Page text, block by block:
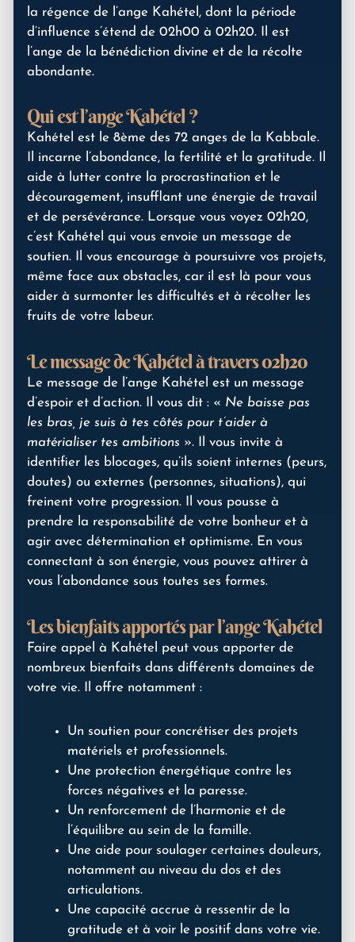
la régence de l’ange Kahétel, dont la période
d’influence s’étend de 02h00 à 02h20. Il est
l’ange de la bénédiction divine et de la récolte
abondante.
Qui est l’ange Kahétel ?
Kahétel est le 8ème des 72 anges de la Kabbale.
Il incarne l’abondance, la fertilité et la gratitude. Il
aide à lutter contre la procrastination et le
découragement, insufflant une énergie de travail
et de persévérance. Lorsque vous voyez 02h20,
c’est Kahétel qui vous envoie un message de
soutien. Il vous encourage à poursuivre vos projets,
même face aux obstacles, car il est là pour vous
aider à surmonter les difficultés et à récolter les
fruits de votre labeur.
Le message de Kahétel à travers 02h20
Le message de l’ange Kahétel est un message
d’espoir et d’action. Il vous dit : « Ne baisse pas
les bras, je suis à tes côtés pour t’aider à
matérialiser tes ambitions ». Il vous invite à
identifier les blocages, qu’ils soient internes (peurs,
doutes) ou externes (personnes, situations), qui
freinent votre progression. Il vous pousse à
prendre la responsabilité de votre bonheur et à
agir avec détermination et optimisme. En vous
connectant à son énergie, vous pouvez attirer à
vous l’abondance sous toutes ses formes.
Les bienfaits apportés par l’ange Kahétel
Faire appel à Kahétel peut vous apporter de
nombreux bienfaits dans différents domaines de
votre vie. Il offre notamment :
Un soutien pour concrétiser des projets
matériels et professionnels.
Une protection énergétique contre les
forces négatives et la paresse.
Un renforcement de l’harmonie et de
l’équilibre au sein de la famille.
Une aide pour soulager certaines douleurs,
notamment au niveau du dos et des
articulations.
Une capacité accrue à ressentir de la
gratitude et à voir le positif dans votre vie.